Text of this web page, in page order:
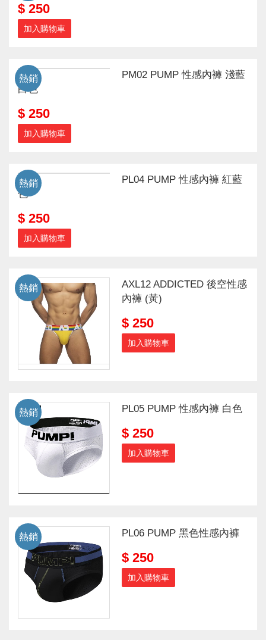
$ 250
加入購物車
PM02 PUMP 性感內褲 淺藍
白色
$ 250
加入購物車
熱銷
PL04 PUMP 性感內褲 紅藍
色
$ 250
加入購物車
熱銷
AXL12 ADDICTED 後空性感
內褲 (黃)
$ 250
加入購物車
熱銷
PL05 PUMP 性感內褲 白色
$ 250
加入購物車
熱銷
PL06 PUMP 黑色性感內褲
$ 250
加入購物車
熱銷